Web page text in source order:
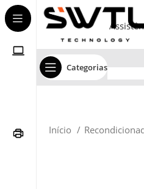
Categorias
Início